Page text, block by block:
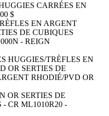
CARRÉES EN
$
HUGGIES/TRÈFLES EN
OR SERTIES DE
RHODIÉ/PVD OR